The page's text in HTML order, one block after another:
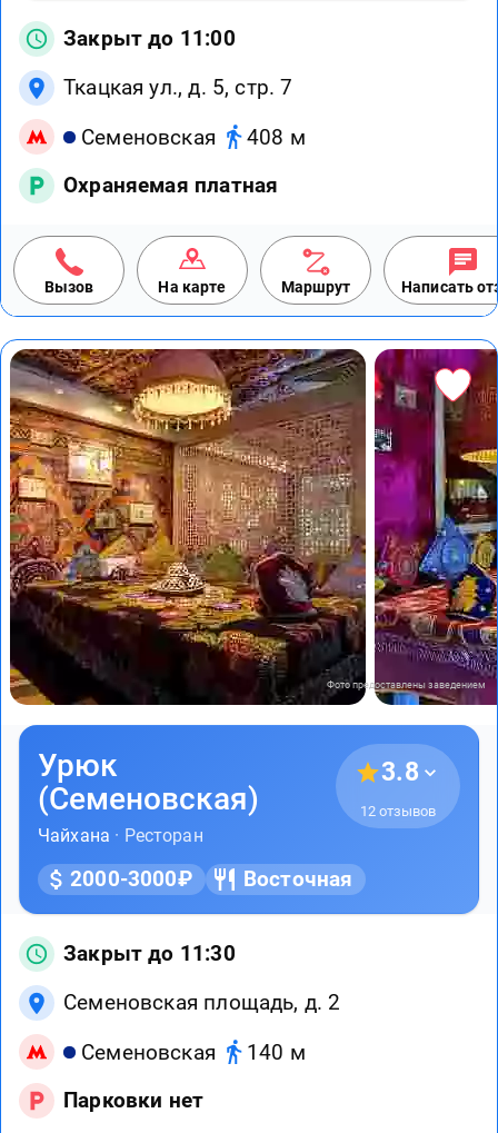
Закрыт до 11:00
Ткацкая ул., д. 5, стр. 7
Семеновская
408 м
Охраняемая платная
Вызов На карте Маршрут Написать
Фото предоставлены заведением
Урюк
(Семеновская)
Чайхана · Ресторан
3.8
12 отзывов
2000-3000₽ Восточная
Закрыт до 11:30
Семеновская площадь, д. 2
Семеновская
140 м
Парковки нет